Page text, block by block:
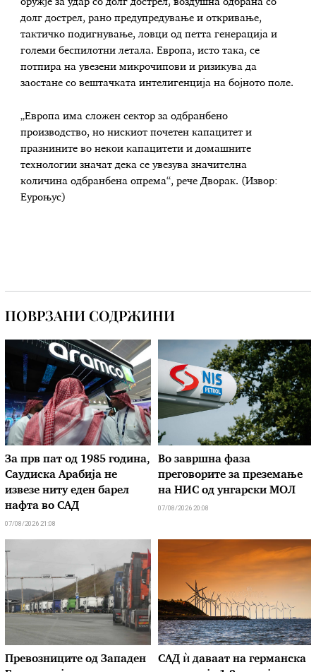
долг дострел, рано предупредување и откривање,
тактичко подигнување, ловци од петта генерација и
големи беспилотни летала. Европа, исто така, се
потпира на увезени микрочипови и ризикува да
заостане со вештачката интелигенција на бојното поле.
„Европа има сложен сектор за одбранбено
производство, но нискиот почетен капацитет и
празнините во некои капацитети и домашните
технологии значат дека се увезува значителна
количина одбранбена опрема“, рече Дворак. (Извор:
Еуроњус)
ПОВРЗАНИ СОДРЖИНИ
За прв пат од 1985 година,
Саудиска Арабија не
извезе ниту еден барел
нафта во САД
07/08/2026 21:08
Во завршна фаза
преговорите за преземање
на НИС од унгарски МОЛ
07/08/2026 20:08
Превозниците од Западен
САД ѝ даваат на германска